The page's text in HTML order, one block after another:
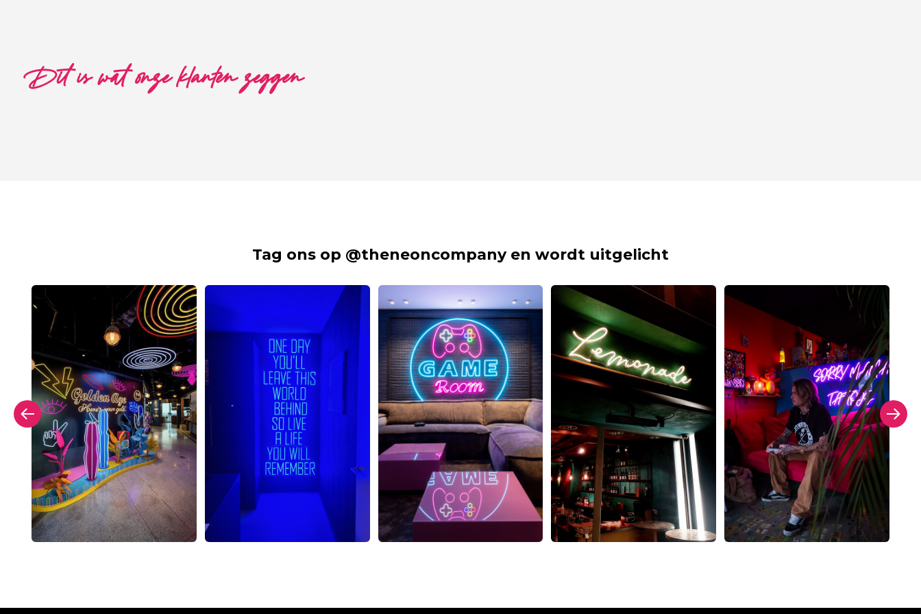
Dit is wat onze klanten zeggen
Tag ons op @theneoncompany en wordt uitgelicht